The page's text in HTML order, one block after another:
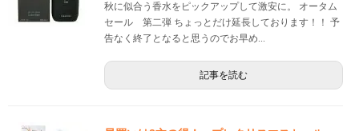
秋に似合う香水をピックアップして激安に。 オータム
セール 第二弾 ちょっとだけ延長しております！！ 予
告なく終了となると思うのでお早め...
記事を読む